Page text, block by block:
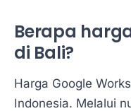
Berapa
di Bali?
Harga Google
Indonesia. Melalui